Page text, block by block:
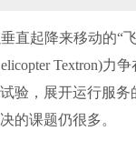
起降来移动的“飞
Textron)力
验，展开运行服
的课题仍很多。